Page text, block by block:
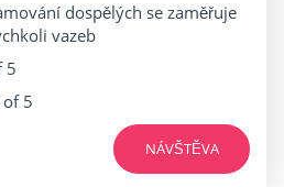
dospělých se zaměřuje
vazeb
5
of 5
NÁVŠTĚVA